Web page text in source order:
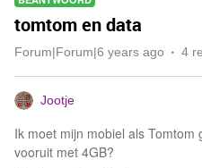
tomtom en data
Forum|Forum|6 years ago 4
Jootje
Ik moet mijn mobiel als Tomtom
vooruit met 4GB?